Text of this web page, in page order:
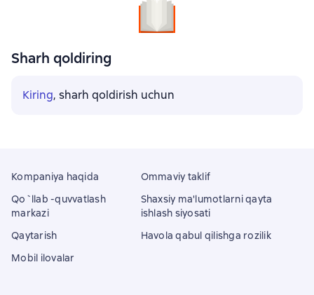
Sharh qoldiring
Kiring, sharh qoldirish uchun
Kompaniya haqida
Qo`llab -quvvatlash
markazi
Qaytarish
Mobil ilovalar
Ommaviy taklif
Shaxsiy ma'lumotlarni qayta
ishlash siyosati
Havola qabul qilishga rozilik